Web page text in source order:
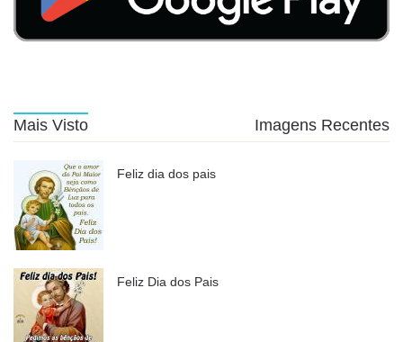
Mais Visto Imagens Recentes
Feliz dia dos pais
Feliz Dia dos Pais